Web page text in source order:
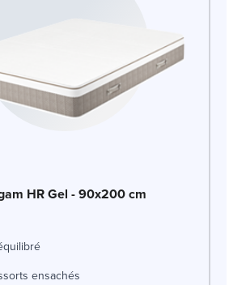
HR Gel - 90x200 cm
ensachés